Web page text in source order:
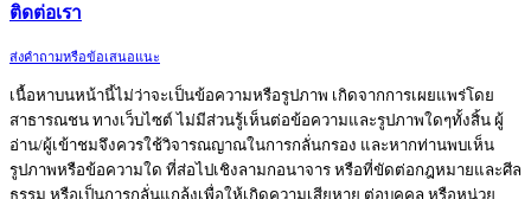
ติดต่อเรา
ส่งคำถามหรือข้อเสนอแนะ
เนื้อหาบนหน้านี้ไม่ว่าจะเป็นข้อความหรือรูปภาพ เกิดจากการเผยแพร่โดย
สาธารณชน ทางเว็บไซต์ ไม่มีส่วนรู้เห็นต่อข้อความและรูปภาพใดๆทั้งสิ้น ผู้
อ่าน/ผู้เข้าชมจึงควรใช้วิจารณญาณในการกลั่นกรอง และหากท่านพบเห็น
รูปภาพหรือข้อความใด ที่ส่อไปเชิงลามกอนาจาร หรือที่ขัดต่อกฎหมายและศีล
ธรรม หรือเป็นการกลั่นแกล้งเพื่อให้เกิดความเสียหาย ต่อบุคคล หรือหน่วย